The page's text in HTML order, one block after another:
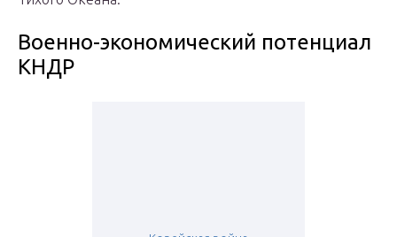
Военно-экономический потенциал
КНДР